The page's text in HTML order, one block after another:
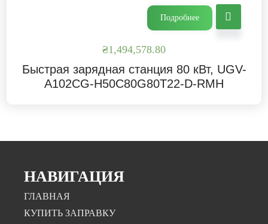
Подробнее
₴1,494,578.80
Быстрая зарядная станция 80 кВт, UGV-
A102CG-H50C80G80T22-D-RMH
НАВИГАЦИЯ
ГЛАВНАЯ
КУПИТЬ ЗАПРАВКУ